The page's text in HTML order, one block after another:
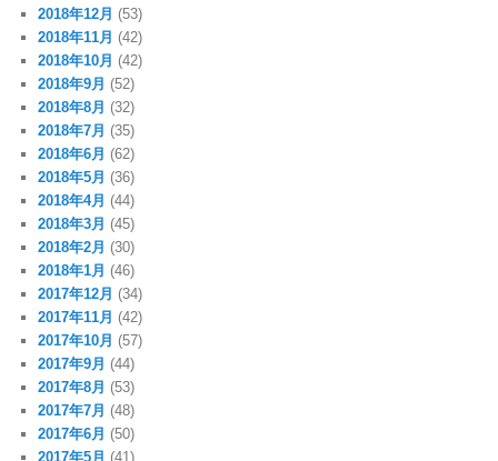
2018年12月 (53)
2018年11月 (42)
2018年10月 (42)
2018年9月 (52)
2018年8月 (32)
2018年7月 (35)
2018年6月 (62)
2018年5月 (36)
2018年4月 (44)
2018年3月 (45)
2018年2月 (30)
2018年1月 (46)
2017年12月 (34)
2017年11月 (42)
2017年10月 (57)
2017年9月 (44)
2017年8月 (53)
2017年7月 (48)
2017年6月 (50)
2017年5月 (41)